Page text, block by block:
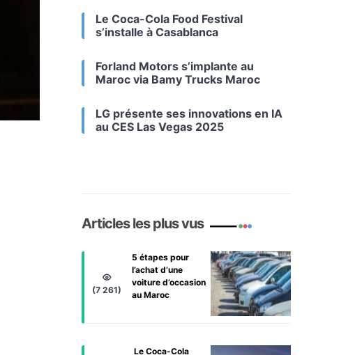
Le Coca-Cola Food Festival
s’installe à Casablanca
Forland Motors s’implante au
Maroc via Bamy Trucks Maroc
LG présente ses innovations en IA
au CES Las Vegas 2025
Articles les plus vus
5 étapes pour
l’achat d’une
voiture d’occasion
au Maroc
(7 261)
Le Coca-Cola